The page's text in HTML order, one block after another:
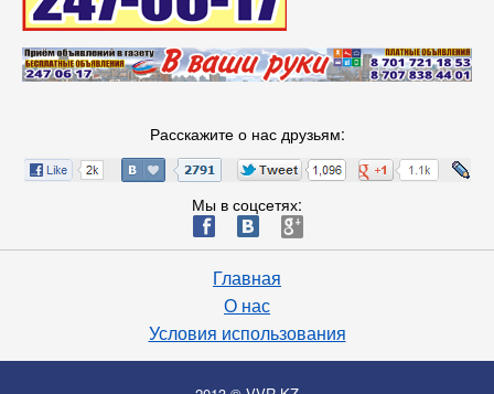
Расскажите о нас друзьям:
Мы в соцсетях:
ä æ è
Главная
О нас
Условия использования